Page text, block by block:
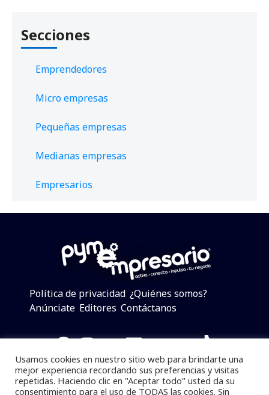
Secciones
Emprendedores
Micro empresas
Pequeñas empresas
Medianas empresas
Empresarios
Política de privacidad ¿Quiénes somos?
Anúnciate Editores Contáctanos
Facebook
Instagram
Twitter
LinkedIn
Telegram
YouTube
TikTok
Usamos cookies en nuestro sitio web para brindarte una
mejor experiencia recordando sus preferencias y visitas
repetidas. Haciendo clic en "Aceptar todo" usted da su
consentimiento para el uso de TODAS las cookies. Sin